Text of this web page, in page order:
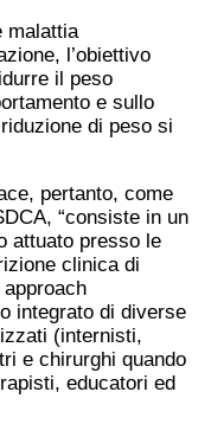
malattia
l’obiettivo
il peso
e sullo
di peso si
pertanto, come
“consiste in un
attuato presso le
clinica di
integrato di diverse
(internisti,
e chirurghi quando
educatori ed